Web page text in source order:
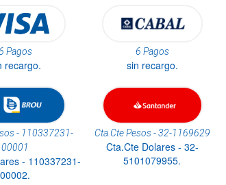
Pagos
recargo.
6 Pagos
sin recargo.
- 110337231-
00001
- 110337231-
00002.
Cta.Cte Pesos - 32-1169629
Cta.Cte Dolares - 32-
5101079955.